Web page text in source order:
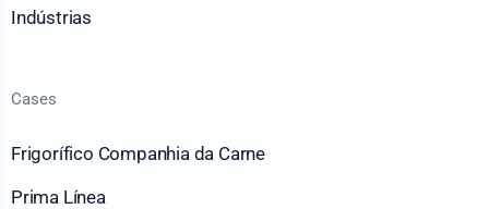
Indústrias
Cases
Frigorífico Companhia da Carne
Prima Línea